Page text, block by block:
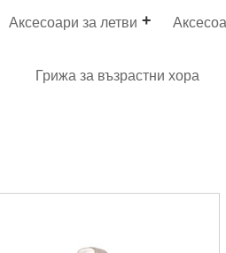
Аксесоари за летви
Грижа за възрастни хора